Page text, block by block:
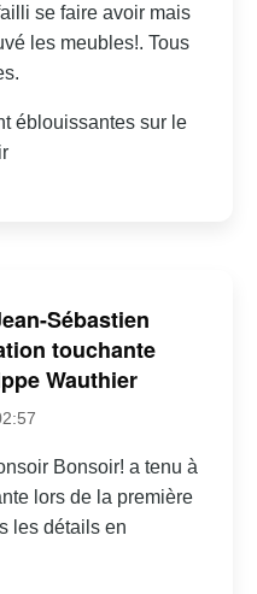
se faire avoir mais
les meubles!. Tous
éblouissantes sur le
Sébastien
touchante
Wauthier
Bonsoir! a tenu à
lors de la première
les détails en